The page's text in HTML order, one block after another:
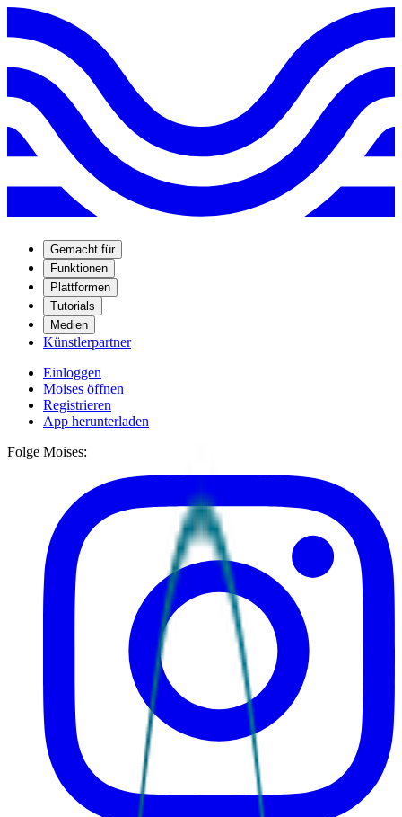
Gemacht für
Funktionen
Plattformen
Tutorials
Medien
Künstlerpartner
Einloggen
Moises öffnen
Registrieren
App herunterladen
Folge Moises: